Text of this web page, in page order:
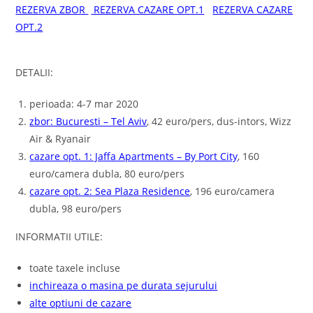
REZERVA ZBOR REZERVA CAZARE OPT.1
REZERVA CAZARE
OPT.2
DETALII:
perioada: 4-7 mar 2020
zbor: Bucuresti – Tel Aviv, 42 euro/pers, dus-intors, Wizz
Air & Ryanair
cazare opt. 1: Jaffa Apartments – By Port City, 160
euro/camera dubla, 80 euro/pers
cazare opt. 2: Sea Plaza Residence, 196 euro/camera
dubla, 98 euro/pers
INFORMATII UTILE:
toate taxele incluse
inchireaza o masina pe durata sejurului
alte optiuni de cazare